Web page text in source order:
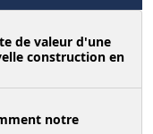
de valeur d'une
construction en
notre